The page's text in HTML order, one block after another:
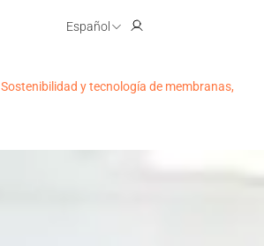
Español
Sostenibilidad y tecnología de membranas,